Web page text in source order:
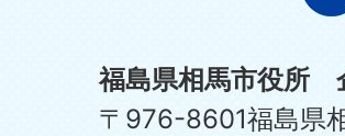
福島県相馬市役所
〒976-8601福島県